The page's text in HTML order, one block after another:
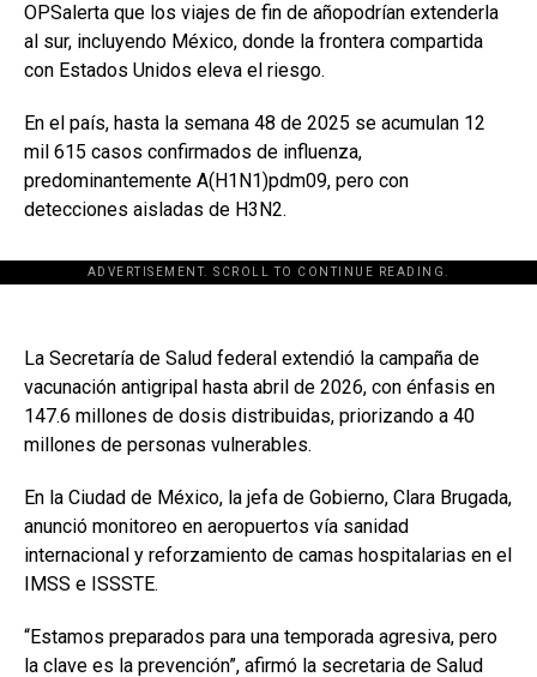
OPSalerta que los viajes de fin de añopodrían extenderla
al sur, incluyendo México, donde la frontera compartida
con Estados Unidos eleva el riesgo.
En el país, hasta la semana 48 de 2025 se acumulan 12
mil 615 casos confirmados de influenza,
predominantemente A(H1N1)pdm09, pero con
detecciones aisladas de H3N2.
ADVERTISEMENT. SCROLL TO CONTINUE READING.
La Secretaría de Salud federal extendió la campaña de
vacunación antigripal hasta abril de 2026, con énfasis en
147.6 millones de dosis distribuidas, priorizando a 40
millones de personas vulnerables.
En la Ciudad de México, la jefa de Gobierno, Clara Brugada,
anunció monitoreo en aeropuertos vía sanidad
internacional y reforzamiento de camas hospitalarias en el
IMSS e ISSSTE.
“Estamos preparados para una temporada agresiva, pero
la clave es la prevención”, afirmó la secretaria de Salud